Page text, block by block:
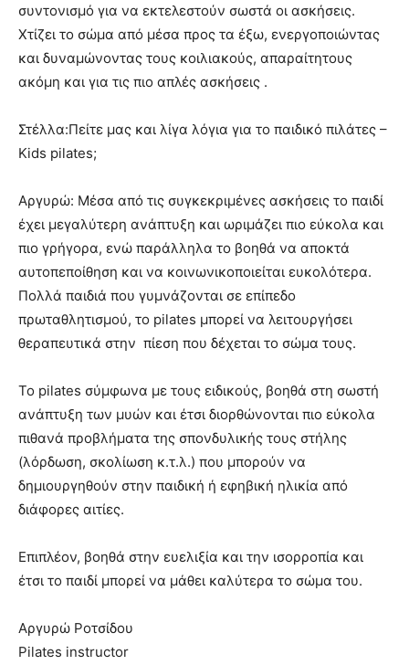
συντονισμό για να εκτελεστούν σωστά οι ασκήσεις.
Χτίζει το σώμα από μέσα προς τα έξω, ενεργοποιώντας
και δυναμώνοντας τους κοιλιακούς, απαραίτητους
ακόμη και για τις πιο απλές ασκήσεις .
Στέλλα:Πείτε μας και λίγα λόγια για το παιδικό πιλάτες –
Κids pilates;
Αργυρώ: Μέσα από τις συγκεκριμένες ασκήσεις το παιδί
έχει μεγαλύτερη ανάπτυξη και ωριμάζει πιο εύκολα και
πιο γρήγορα, ενώ παράλληλα το βοηθά να αποκτά
αυτοπεποίθηση και να κοινωνικοποιείται ευκολότερα.
Πολλά παιδιά που γυμνάζονται σε επίπεδο
πρωταθλητισμού, το pilates μπορεί να λειτουργήσει
θεραπευτικά στην πίεση που δέχεται το σώμα τους.
Το pilates σύμφωνα με τους ειδικούς, βοηθά στη σωστή
ανάπτυξη των μυών και έτσι διορθώνονται πιο εύκολα
πιθανά προβλήματα της σπονδυλικής τους στήλης
(λόρδωση, σκολίωση κ.τ.λ.) που μπορούν να
δημιουργηθούν στην παιδική ή εφηβική ηλικία από
διάφορες αιτίες.
Επιπλέον, βοηθά στην ευελιξία και την ισορροπία και
έτσι το παιδί μπορεί να μάθει καλύτερα το σώμα του.
Aργυρώ Ροτσίδου
Pilates instructor